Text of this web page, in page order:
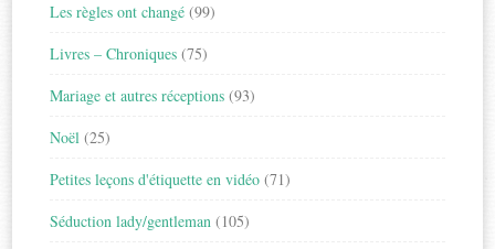
Les règles ont changé (99)
Livres – Chroniques (75)
Mariage et autres réceptions (93)
Noël (25)
Petites leçons d'étiquette en vidéo (71)
Séduction lady/gentleman (105)